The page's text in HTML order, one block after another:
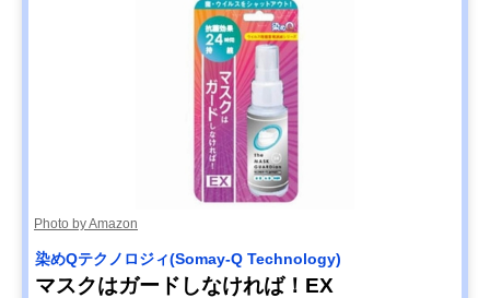
Photo by Amazon
染めQテクノロジィ(Somay-Q Technology)
マスクはガードしなければ！EX